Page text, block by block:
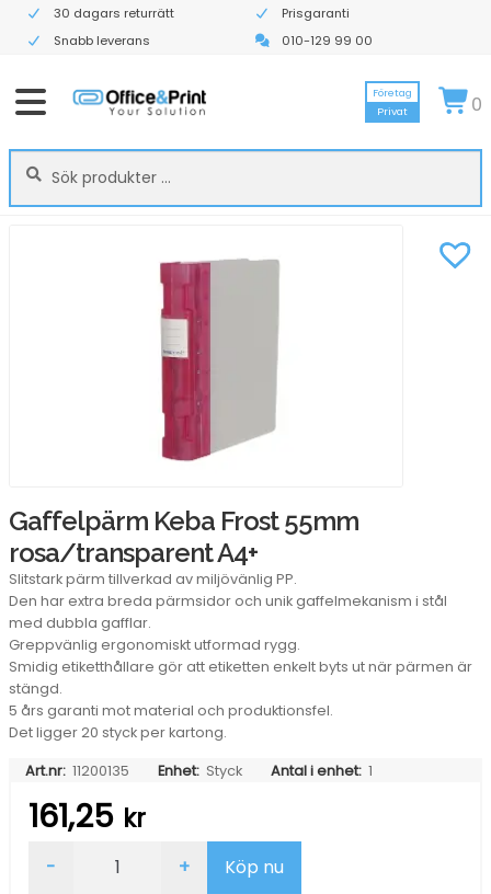
30 dagars returrätt
Prisgaranti
Snabb leverans
010-129 99 00
Sök
efter:
Sök
Företag
Privat
0
Gaffelpärm Keba Frost 55mm
rosa/transparent A4+
Slitstark pärm tillverkad av miljövänlig PP.
Den har extra breda pärmsidor och unik gaffelmekanism i stål
med dubbla gafflar.
Greppvänlig ergonomiskt utformad rygg.
Smidig etiketthållare gör att etiketten enkelt byts ut när pärmen är
stängd.
5 års garanti mot material och produktionsfel.
Det ligger 20 styck per kartong.
Art.nr: 11200135 Enhet: Styck Antal i enhet: 1
161,25 kr
Keba
- + Köp nu